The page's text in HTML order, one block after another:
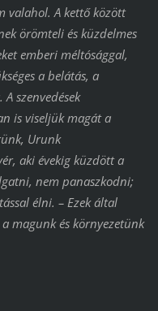
valahol. A kettő között
örömteli és küzdelmes
emberi méltósággal,
a belátás, a
szenvedések
is viseljük magát a
Urunk
aki évekig küzdött a
nem panaszkodni;
élni. – Ezek által
magunk és környezetünk